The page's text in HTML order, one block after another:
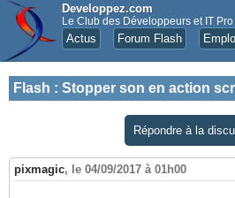
Developpez.com
Le Club des Développeurs et IT Pro
Actus Forum Flash
Flash : Stopper son en action
Répondre à la
pixmagic, le 04/09/2017 à 01h00